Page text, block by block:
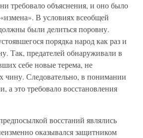
требовало объяснения, и оно было
В условиях всеобщей
были делиться поровну.
порядка народ как раз и
Так, предателей обнаруживали в
себе новые терема, не
чину. Следовательно, в понимании
а это требовало восстановления
восстаний являлись
оказывался защитником